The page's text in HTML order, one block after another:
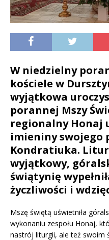
W niedzielny
kościele w
wyjątkowa
porannej Mszy
regionalny Honaj
imieniny swojego
Kondratiuka.
wyjątkowy,
świątynię
życzliwości i
Mszę świętą uświetniła
wykonaniu zespołu Honaj,
nastrój liturgii, ale też swoim